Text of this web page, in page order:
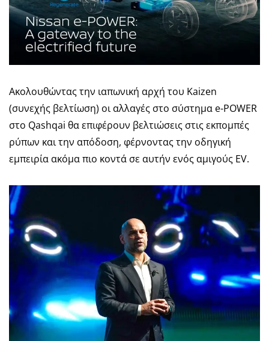
Ακολουθώντας την ιαπωνική αρχή του Kaizen
(συνεχής βελτίωση) οι αλλαγές στο σύστημα e-POWER
στο Qashqai θα επιφέρουν βελτιώσεις στις εκπομπές
ρύπων και την απόδοση, φέρνοντας την οδηγική
εμπειρία ακόμα πιο κοντά σε αυτήν ενός αμιγούς EV.